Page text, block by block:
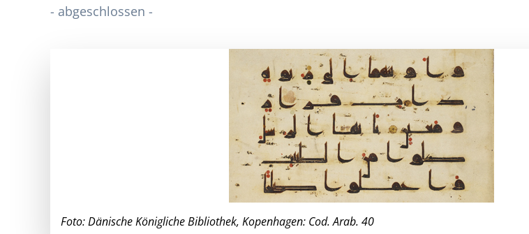
- abgeschlossen -
Foto: Dänische Königliche Bibliothek, Kopenhagen: Cod. Arab. 40